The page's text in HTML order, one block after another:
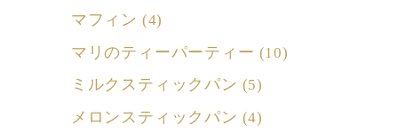
マフィン (4)
マリのティーパーティー (10)
ミルクスティックパン (5)
メロンスティックパン (4)